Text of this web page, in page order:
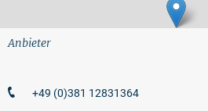
Anbieter
+49 (0)381 12831364